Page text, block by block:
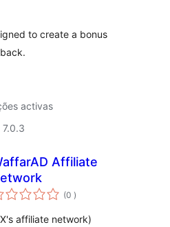
to create a bonus
activas
Affiliate
(0 classificações
)
affiliate network)